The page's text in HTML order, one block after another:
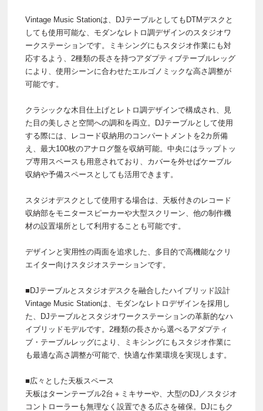
Vintage Music Stationは、DJテーブルとしてもDTMデスクと
しても使用可能な、モダンなレトロ調デザインのスタジオワ
ークステーションです。ミキシングにもスタジオ作業にも対
応するよう、2種類の長さを持つアダプティブテーブルレッグ
により、使用シーンに合わせたエルゴノミックな高さ調整が
可能です。
クラシックな木目仕上げとレトロ調デザインで構成され、見
た目の美しさと空間への調和を両立。DJテーブルとして使用
する際には、レコード収納用のコンパートメントを2カ所備
え、最大100枚のアナログ盤を収納可能。中央にはラップトッ
プ専用スペースも用意されており、カバーを外せばケーブル
収納や予備スペースとしても活用できます。
スタジオデスクとして使用する場合は、天板付きのレコード
収納部をモニタースピーカーや大型スクリーン、他の制作機
材の設置場所として利用することも可能です。
デザインと実用性の両面を追求した、多目的で高機能なクリ
エイター向けスタジオステーションです。
■DJテーブルとスタジオデスクを融合したハイブリッド設計
Vintage Music Stationは、モダンなレトロデザインを採用し
た、DJテーブルとスタジオワークステーションの革新的なハ
イブリッドモデルです。2種類の長さから選べるアダプティ
ブ・テーブルレッグにより、ミキシングにもスタジオ作業に
も最適な高さ調整が可能で、快適な作業環境を実現します。
■広々とした天板スペース
天板はターンテーブル2台＋ミキサーや、大型のDJ／スタジオ
コントローラーも無理なく設置できる広さを確保。DJにもク